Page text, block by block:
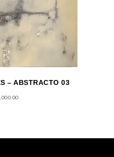
– ABSTRACTO 03